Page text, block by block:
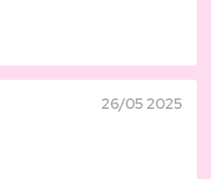
26/05 2025